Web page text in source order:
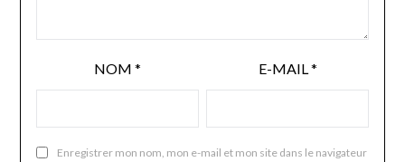
NOM * E-MAIL*
Enregistrer mon nom, mon e-mail et mon site dans le navigateur